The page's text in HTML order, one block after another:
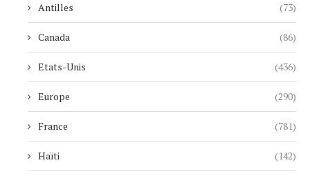
Antilles (73)
Canada (86)
Etats-Unis (436)
Europe (290)
France (781)
Haïti (142)